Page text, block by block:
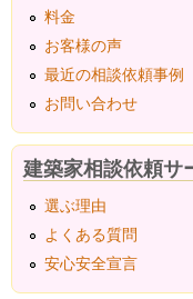
料金
お客様の声
最近の相談依頼事例
お問い合わせ
建築家相談依頼サ
選ぶ理由
よくある質問
安心安全宣言